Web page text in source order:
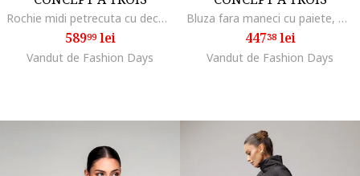
Rochie midi petrecuta cu decolteu in V, Rosu vermillion
58999lei
Vandut de Fashion Days
Bluza fara maneci cu paiete, Alb optic
44738lei
Vandut de Fashion Days